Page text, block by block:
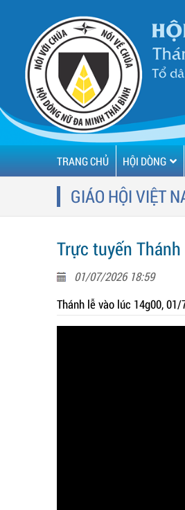
TRANG CHỦ HỘI DÒNG
GIÁO HỘI VIỆT
Trực tuyến
01/07/2026 18:59
Thánh lễ vào lúc 14g00,